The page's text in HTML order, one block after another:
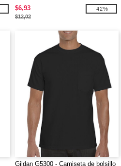
hombre
$6,93
$12,02
-42%
Gildan G5300 - Camiseta de bolsillo